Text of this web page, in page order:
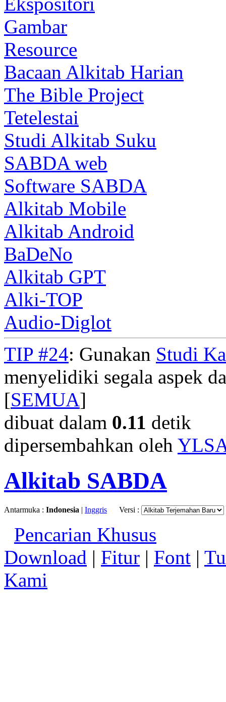
Gambar
Resource
Bacaan Alkitab Harian
The Bible Project
Tetelestai
Studi Alkitab Suku
SABDA web
Software SABDA
Alkitab Mobile
Alkitab Android
BaDeNo
Alkitab GPT
Alki-TOP
Audio-Diglot
TIP #24: Gunakan Studi
menyelidiki segala aspek
[SEMUA]
dibuat dalam 0.11 detik
dipersembahkan oleh
Alkitab SABDA
Antarmuka : Indonesia | Inggris Versi :
Pencarian Khusus
Download | Fitur | Font |
Kami